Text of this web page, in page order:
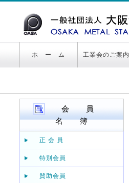
ホ ー ム 工業会のご案内
会 員
名 簿
正 会 員
特別会員
賛助会員